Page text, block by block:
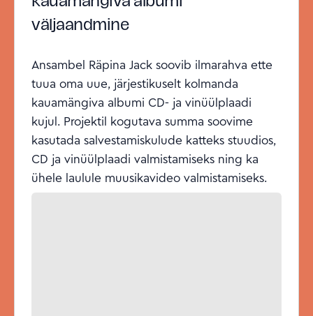
väljaandmine
Ansambel Räpina Jack soovib ilmarahva ette
tuua oma uue, järjestikuselt kolmanda
kauamängiva albumi CD- ja vinüülplaadi
kujul. Projektil kogutava summa soovime
kasutada salvestamiskulude katteks stuudios,
CD ja vinüülplaadi valmistamiseks ning ka
ühele laulule muusikavideo valmistamiseks.